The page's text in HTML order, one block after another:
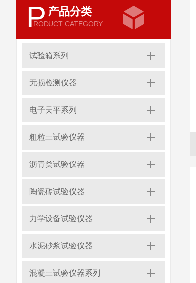
P 产品分类
RODUCT CATEGORY
试验箱系列
无损检测仪器
电子天平系列
粗粒土试验仪器
沥青类试验仪器
陶瓷砖试验仪器
力学设备试验仪器
水泥砂浆试验仪器
混凝土试验仪器系列